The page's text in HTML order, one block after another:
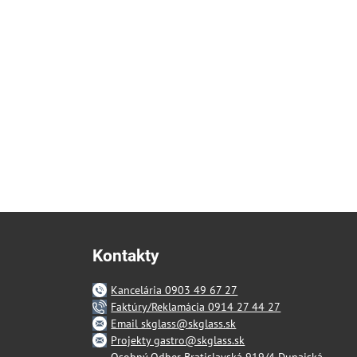
Kontakty
Kancelária 0903 49 67 27
Faktúry/Reklamácia 0914 27 44 27
Email skglass@skglass.sk
Projekty gastro@skglass.sk